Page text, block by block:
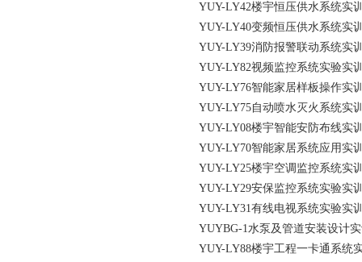
YUY-LY42楼宇恒压供水系统实
YUY-LY40变频恒压供水系统实
YUY-LY39消防报警联动系统实
YUY-LY82视频监控系统实验实
YUY-LY76智能家居样板操作实
YUY-LY75自动喷水灭火系统实
YUY-LY08楼宇智能安防布线实
YUY-LY70智能家居系统应用实
YUY-LY25楼宇空调监控系统实
YUY-LY29安保监控系统实验实
YUY-LY31有线电视系统实验实
YUYBG-1水泵及管道安装设计
YUY-LY88楼宇工程一卡通系统